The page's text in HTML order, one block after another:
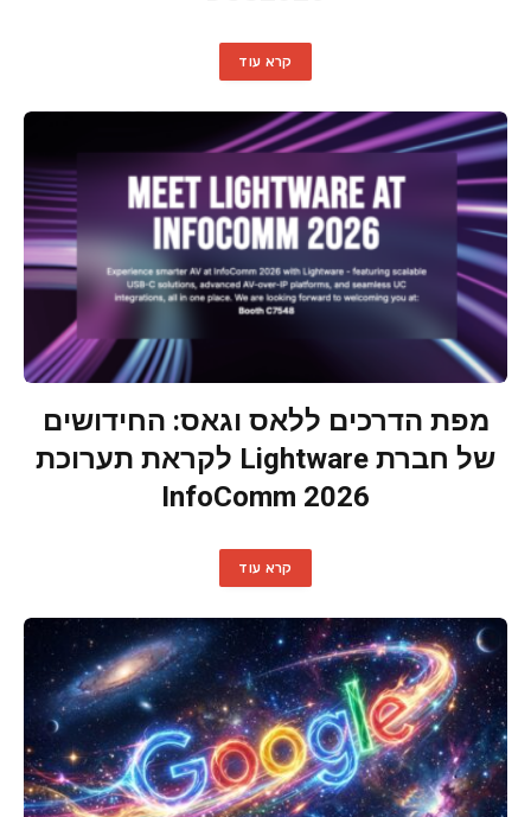
קרא עוד
מפת הדרכים ללאס וגאס: החידושים
של חברת Lightware לקראת תערוכת
InfoComm 2026
קרא עוד